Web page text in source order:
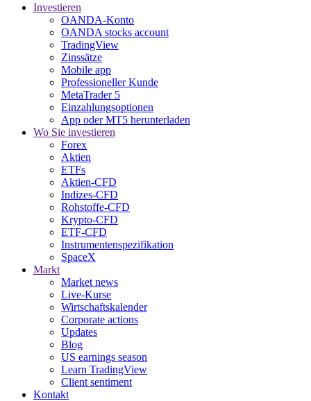
Investieren
OANDA-Konto
OANDA stocks account
TradingView
Zinssätze
Mobile app
Professioneller Kunde
MetaTrader 5
Einzahlungsoptionen
App oder MT5 herunterladen
Wo Sie investieren
Forex
Aktien
ETFs
Aktien-CFD
Indizes-CFD
Rohstoffe-CFD
Krypto-CFD
ETF-CFD
Instrumentenspezifikation
SpaceX
Markt
Market news
Live-Kurse
Wirtschaftskalender
Corporate actions
Updates
Blog
US earnings season
Learn TradingView
Client sentiment
Kontakt